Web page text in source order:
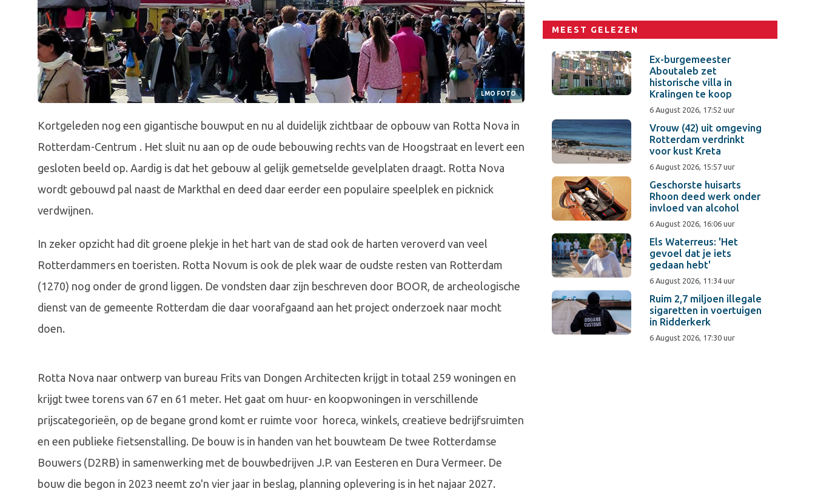
LMO FOTO
Kortgeleden nog een gigantische bouwput en nu al duidelijk zichtbaar de opbouw van Rotta Nova in
Rotterdam-Centrum . Het sluit nu aan op de oude bebouwing rechts van de Hoogstraat en levert een
gesloten beeld op. Aardig is dat het gebouw al gelijk gemetselde gevelplaten draagt. Rotta Nova
wordt gebouwd pal naast de Markthal en deed daar eerder een populaire speelplek en picknick
verdwijnen.
In zeker opzicht had dit groene plekje in het hart van de stad ook de harten veroverd van veel
Rotterdammers en toeristen. Rotta Novum is ook de plek waar de oudste resten van Rotterdam
(1270) nog onder de grond liggen. De vondsten daar zijn beschreven door BOOR, de archeologische
dienst van de gemeente Rotterdam die daar voorafgaand aan het project onderzoek naar mocht
doen.
Rotta Nova naar ontwerp van bureau Frits van Dongen Architecten krijgt in totaal 259 woningen en
krijgt twee torens van 67 en 61 meter. Het gaat om huur- en koopwoningen in verschillende
prijscategorieën, op de begane grond komt er ruimte voor horeca, winkels, creatieve bedrijfsruimten
en een publieke fietsenstalling. De bouw is in handen van het bouwteam De twee Rotterdamse
Bouwers (D2RB) in samenwerking met de bouwbedrijven J.P. van Eesteren en Dura Vermeer. De
bouw die begon in 2023 neemt zo'n vier jaar in beslag, planning oplevering is in het najaar 2027.
MEEST GELEZEN
Ex-burgemeester
Aboutaleb zet
historische villa in
Kralingen te koop
6 August 2026, 17:52 uur
Vrouw (42) uit omgeving
Rotterdam verdrinkt
voor kust Kreta
6 August 2026, 15:57 uur
Geschorste huisarts
Rhoon deed werk onder
invloed van alcohol
6 August 2026, 16:06 uur
Els Waterreus: 'Het
gevoel dat je iets
gedaan hebt'
6 August 2026, 11:34 uur
Ruim 2,7 miljoen illegale
sigaretten in voertuigen
in Ridderkerk
6 August 2026, 17:30 uur